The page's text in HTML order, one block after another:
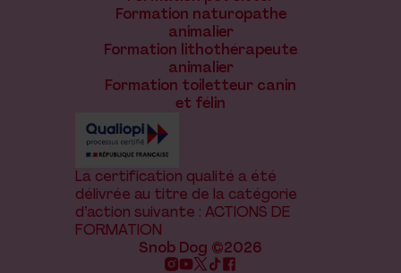
Formation naturopathe
animalier
Formation lithothérapeute
animalier
Formation toiletteur canin
et félin
La certification qualité a été
délivrée au titre de la catégorie
d’action suivante : ACTIONS DE
FORMATION
Snob Dog ©2026